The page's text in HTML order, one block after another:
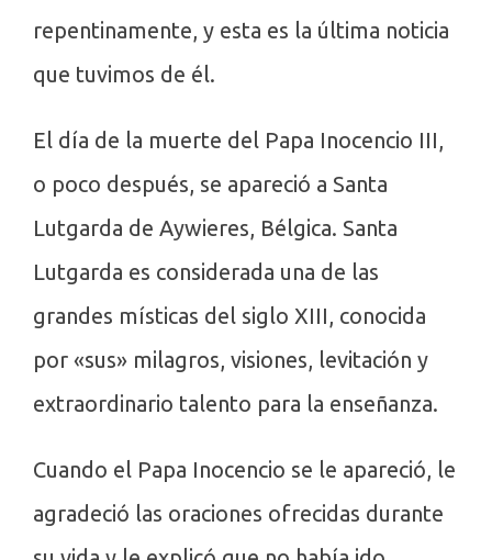
repentinamente, y esta es la última noticia
que tuvimos de él.
El día de la muerte del Papa Inocencio III,
o poco después, se apareció a Santa
Lutgarda de Aywieres, Bélgica. Santa
Lutgarda es considerada una de las
grandes místicas del siglo XIII, conocida
por «sus» milagros, visiones, levitación y
extraordinario talento para la enseñanza.
Cuando el Papa Inocencio se le apareció, le
agradeció las oraciones ofrecidas durante